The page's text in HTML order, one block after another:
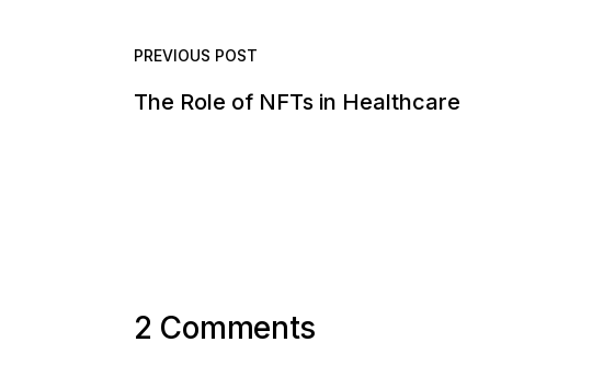
PREVIOUS POST
The Role of NFTs in Healthcare
2 Comments